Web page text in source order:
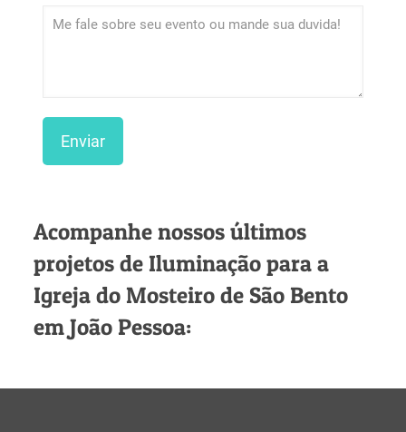
Acompanhe nossos últimos
projetos de Iluminação para a
Igreja do Mosteiro de São Bento
em João Pessoa: